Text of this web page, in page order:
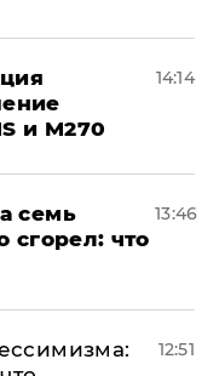
и M270
14:14
семь
сгорел: что
13:46
12:51